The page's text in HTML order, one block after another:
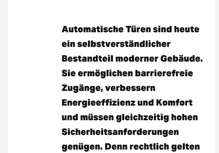
Automatische Türen sind heute
ein selbstverständlicher
Bestandteil moderner Gebäude.
Sie ermöglichen barrierefreie
Zugänge, verbessern
Energieeffizienz und Komfort
und müssen gleichzeitig hohen
Sicherheitsanforderungen
genügen. Denn rechtlich gelten